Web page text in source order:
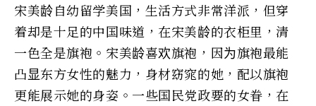
宋美龄自幼留学美国，生活方式非常洋派，但穿
着却是十足的中国味道，在宋美龄的衣柜里，清
一色全是旗袍。宋美龄喜欢旗袍，因为旗袍最能
凸显东方女性的魅力，身材窈窕的她，配以旗袍
更能展示她的身姿。一些国民党政要的女眷，在